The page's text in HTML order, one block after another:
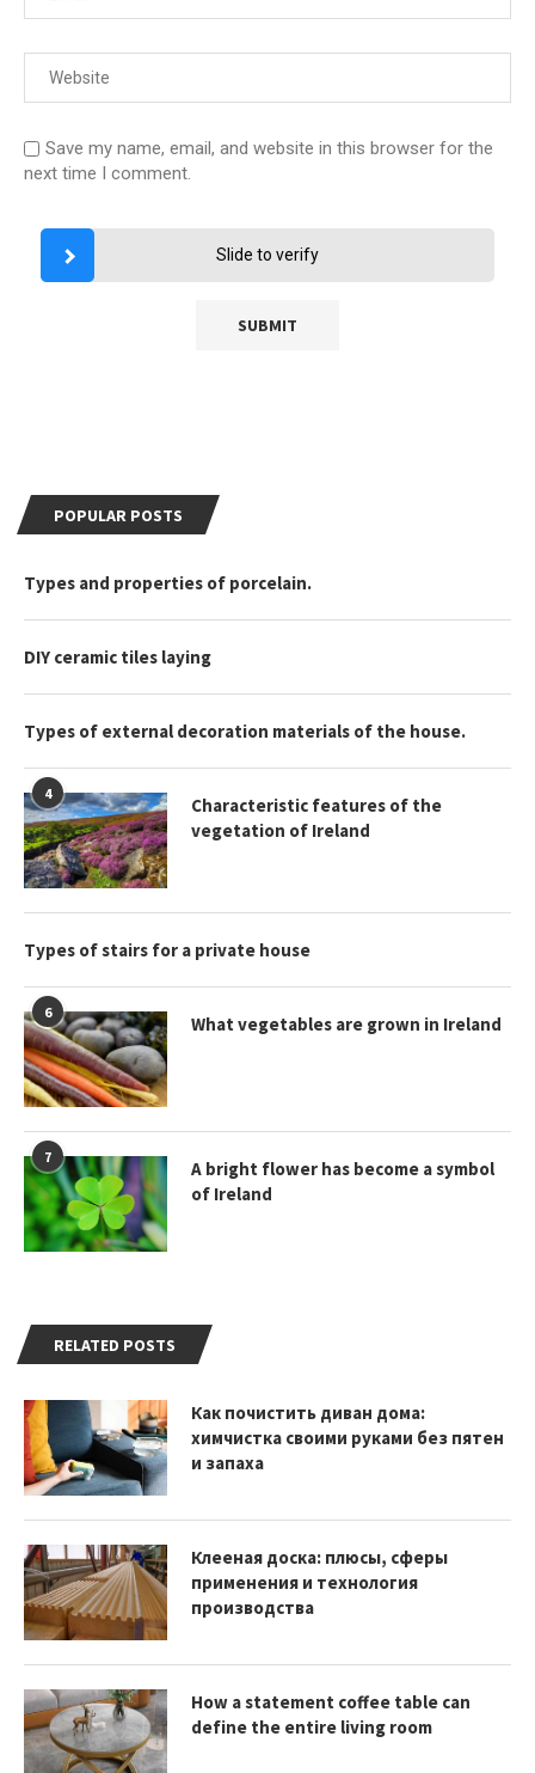
Save my name, email, and website in this browser for the
next time I comment.
Slide to verify
RELATED POSTS
Как почистить диван дома:
химчистка своими руками без пятен
и запаха
Клееная доска: плюсы, сферы
применения и технология
производства
How a statement coffee table can
define the entire living room
POPULAR POSTS
Types and properties of porcelain.
DIY ceramic tiles laying
Types of external decoration materials of the house.
4
Characteristic features of the
vegetation of Ireland
Types of stairs for a private house
6
What vegetables are grown in Ireland
7
A bright flower has become a symbol
of Ireland